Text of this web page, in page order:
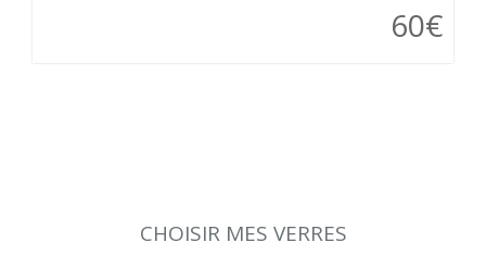
60€
CHOISIR MES VERRES